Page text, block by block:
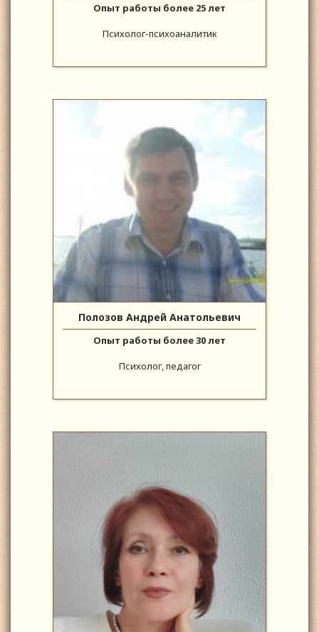
Опыт работы более 25 лет
Психолог-психоаналитик
Полозов Андрей Анатольевич
Опыт работы более 30 лет
Психолог, педагог